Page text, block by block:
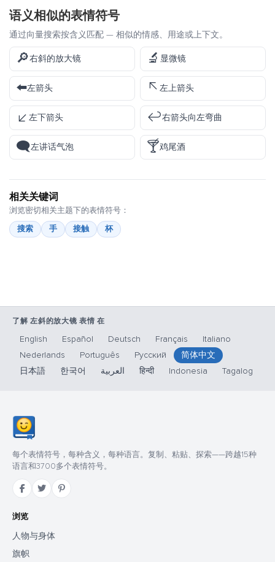
语义相似的表情符号
通过向量搜索按含义匹配 — 相似的情感、用途或上下文。
🔎右斜的放大镜 🔬 显微镜
⬅️左箭头 ↖️ 左上箭头
↙️ 左下箭头 ↩️右箭头向左弯曲
🗨️左讲话气泡 🍸鸡尾酒
相关关键词
浏览密切相关主题下的表情符号：
搜索
手 接触 杯
了解 左斜的放大镜 表情 在
English Español Deutsch Français
Italiano
Nederlands
Português Русский
简体中文
日本語
한국어 العربية हिन्दी Indonesia Tagalog
每个表情符号，每种含义，每种语言。复制、粘贴、探索——跨越15种
语言和3700多个表情符号。
浏览
人物与身体
旗帜